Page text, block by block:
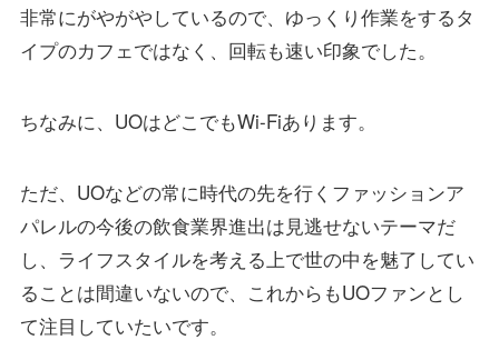
非常にがやがやしているので、ゆっくり作業をするタ
イプのカフェではなく、回転も速い印象でした。
ちなみに、UOはどこでもWi-Fiあります。
ただ、UOなどの常に時代の先を行くファッションア
パレルの今後の飲食業界進出は見逃せないテーマだ
し、ライフスタイルを考える上で世の中を魅了してい
ることは間違いないので、これからもUOファンとし
て注目していたいです。